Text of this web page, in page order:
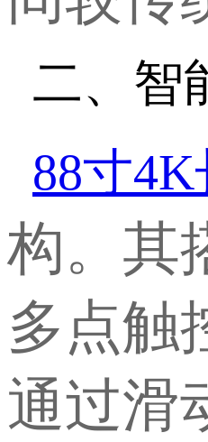
二、智
88寸
构。其
多点触
通过滑